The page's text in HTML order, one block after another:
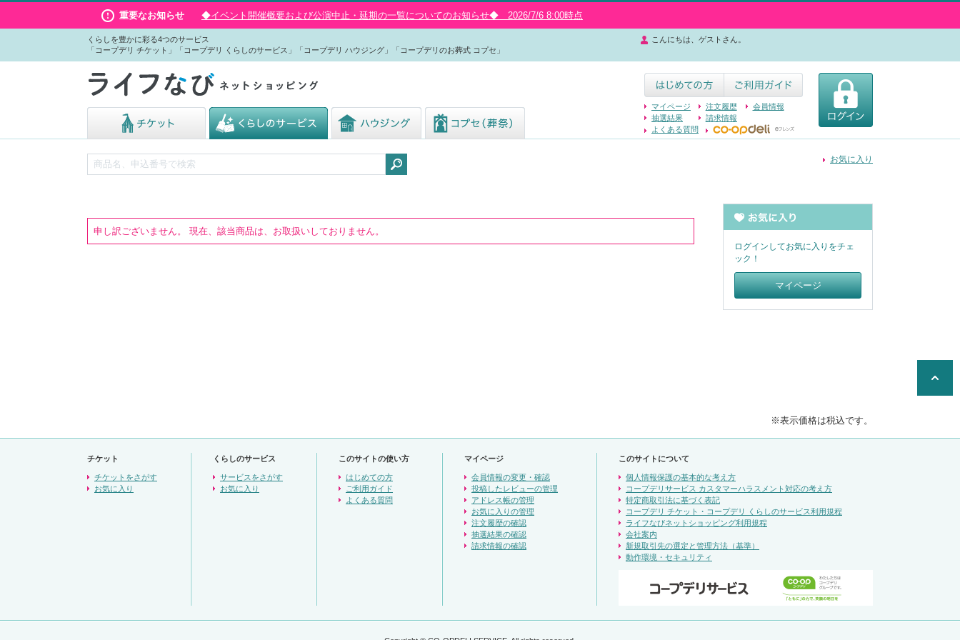
重要なお知らせ ◆イベント開催概要および公演中止・延期の一覧についてのお知らせ◆ 2026/7/6 8:00時点
くらしを豊かに彩る4つのサービス
「コープデリ チケット」「コープデリ くらしのサービス」「コープデリ ハウジング」「コープデリのお葬式 コプセ」
こんにちは、ゲストさん。
マイページ 注文履歴
会員情報
抽選結果
請求情報
よくある質問
お気に入り
申し訳ございません。 現在、該当商品は、お取扱いしておりません。
ログインしてお気に入りをチェ
ック！
マイページ
※表示価格は税込です。
チケット
チケットをさがす
お気に入り
くらしのサービス
サービスをさがす
お気に入り
このサイトの使い方
はじめての方
ご利用ガイド
よくある質問
マイページ
会員情報の変更・確認
投稿したレビューの管理
アドレス帳の管理
お気に入りの管理
注文履歴の確認
抽選結果の確認
請求情報の確認
このサイトについて
個人情報保護の基本的な考え方
コープデリサービス カスタマーハラスメント対応の考え方
特定商取引法に基づく表記
コープデリ チケット・コープデリ くらしのサービス利用規程
ライフなびネットショッピング利用規程
会社案内
新規取引先の選定と管理方法（基準）
動作環境・セキュリティ